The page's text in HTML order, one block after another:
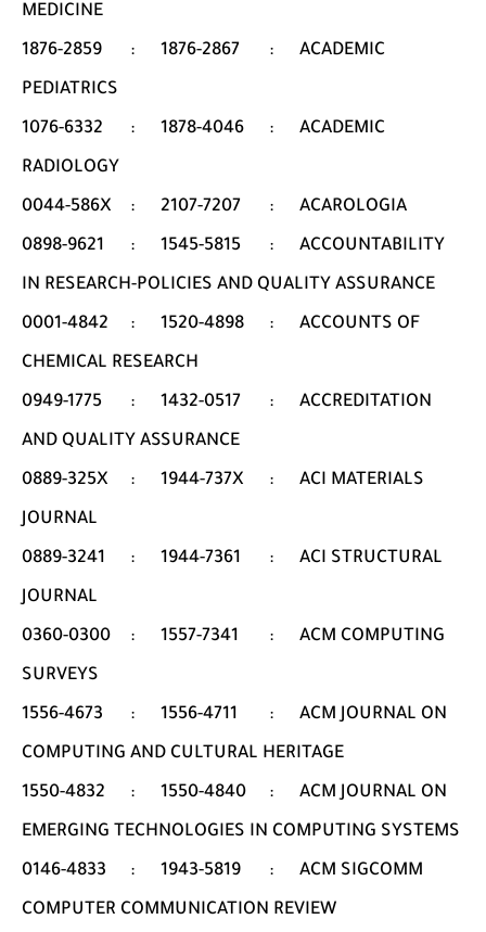
MEDICINE
1876-2859
: 1876-2867 :
ACADEMIC
PEDIATRICS
1076-6332
: 1878-4046 :
ACADEMIC
RADIOLOGY
0044-586X
: 2107-7207 :
ACAROLOGIA
0898-9621
: 1545-5815 :
ACCOUNTABILITY
IN RESEARCH-POLICIES AND QUALITY ASSURANCE
0001-4842
: 1520-4898 :
ACCOUNTS OF
CHEMICAL RESEARCH
0949-1775
: 1432-0517 :
ACCREDITATION
AND QUALITY ASSURANCE
0889-325X
: 1944-737X :
ACI MATERIALS
JOURNAL
0889-3241
: 1944-7361 :
ACI STRUCTURAL
JOURNAL
0360-0300
: 1557-7341 :
ACM COMPUTING
SURVEYS
1556-4673
: 1556-4711 :
ACM JOURNAL ON
COMPUTING AND CULTURAL HERITAGE
1550-4832
: 1550-4840 :
ACM JOURNAL ON
EMERGING TECHNOLOGIES IN COMPUTING SYSTEMS
0146-4833
: 1943-5819 :
ACM SIGCOMM
COMPUTER COMMUNICATION REVIEW